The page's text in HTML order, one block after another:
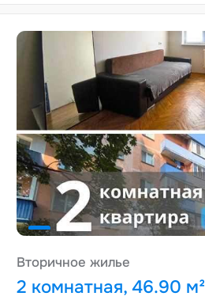
Вторичное жилье
2 комнатная, 46.90 м²